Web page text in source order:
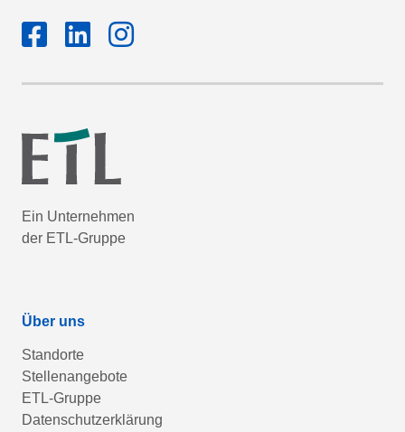
Ein Unternehmen
der ETL-Gruppe
Über uns
Standorte
Stellenangebote
ETL-Gruppe
Datenschutzerklärung